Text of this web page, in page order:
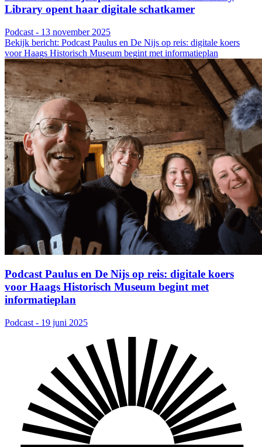
Library opent haar digitale schatkamer
Podcast - 13 november 2025
Bekijk bericht: Podcast Paulus en De Nijs op reis: digitale koers
voor Haags Historisch Museum begint met informatieplan
Podcast Paulus en De Nijs op reis: digitale koers
voor Haags Historisch Museum begint met
informatieplan
Podcast - 19 juni 2025